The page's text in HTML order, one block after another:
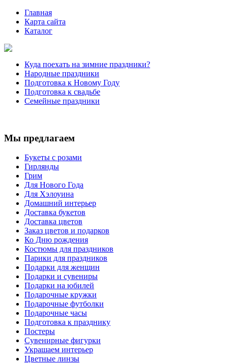
Главная
Карта сайта
Каталог
Куда поехать на зимние праздники?
Народные праздники
Подготовка к Новому Году
Подготовка к свадьбе
Семейные праздники
Мы предлагаем
Букеты с розами
Гирлянды
Грим
Для Нового Года
Для Хэлоуина
Домашний интерьер
Доставка букетов
Доставка цветов
Заказ цветов и подарков
Ко Дню рождения
Костюмы для праздников
Парики для праздников
Подарки для женщин
Подарки и сувениры
Подарки на юбилей
Подарочные кружки
Подарочные футболки
Подарочные часы
Подготовка к празднику
Постеры
Сувенирные фигурки
Украшаем интерьер
Цветные линзы